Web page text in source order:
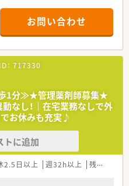
くでの配属が可能です。
は全国でトップクラス！
めた緩和ケアといった、これから
い在宅医療を提供しております
境です≫
を取り扱っており、どんながん患
なります。
舗もあります。麻薬の取扱数は
おり、調剤プラスαのスキルも身
ます。4ヶ月に1回程度、キャリア
お問い合わせ
： 717330
歩1分≫★管理薬剤師募集★
なし！｜在宅業務なしで外
お休みも充実♪
トに追加
2.5日以上 週32h以上 残業なし(ほぼなし含む)